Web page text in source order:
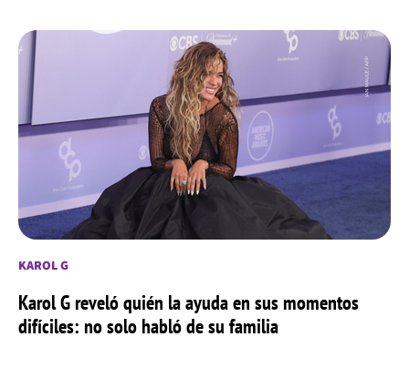
KAROL G
Karol G reveló quién la ayuda en sus momentos
difíciles: no solo habló de su familia